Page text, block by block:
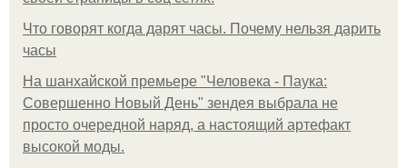
Что говорят когда дарят часы. Почему нельзя дарить
часы
На шанхайской премьере "Человека - Паука:
Совершенно Новый День" зендея выбрала не
просто очередной наряд, а настоящий артефакт
высокой моды.